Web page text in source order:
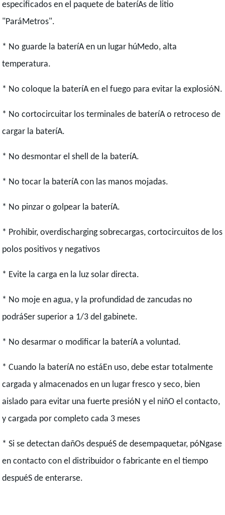
especificados en el paquete de bateríAs de litio
"ParáMetros".
* No guarde la bateríA en un lugar húMedo, alta
temperatura.
* No coloque la bateríA en el fuego para evitar la explosióN.
* No cortocircuitar los terminales de bateríA o retroceso de
cargar la bateríA.
* No desmontar el shell de la bateríA.
* No tocar la bateríA con las manos mojadas.
* No pinzar o golpear la bateríA.
* Prohibir, overdischarging sobrecargas, cortocircuitos de los
polos positivos y negativos
* Evite la carga en la luz solar directa.
* No moje en agua, y la profundidad de zancudas no
podráSer superior a 1/3 del gabinete.
* No desarmar o modificar la bateríA a voluntad.
* Cuando la bateríA no estáEn uso, debe estar totalmente
cargada y almacenados en un lugar fresco y seco, bien
aislado para evitar una fuerte presióN y el niñO el contacto,
y cargada por completo cada 3 meses
* Si se detectan dañOs despuéS de desempaquetar, póNgase
en contacto con el distribuidor o fabricante en el tiempo
despuéS de enterarse.